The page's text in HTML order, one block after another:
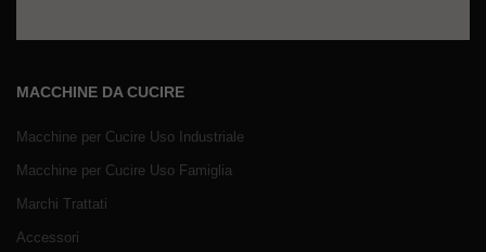
MACCHINE DA CUCIRE
Macchine per Cucire Uso Industriale
Macchine per Cucire Uso Famiglia
Marchi Trattati
Accessori